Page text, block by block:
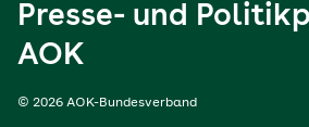
Presse- und
AOK
© 2026 AOK-Bundesverband